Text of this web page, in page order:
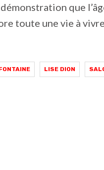
que
toute une vie à
LISE DION